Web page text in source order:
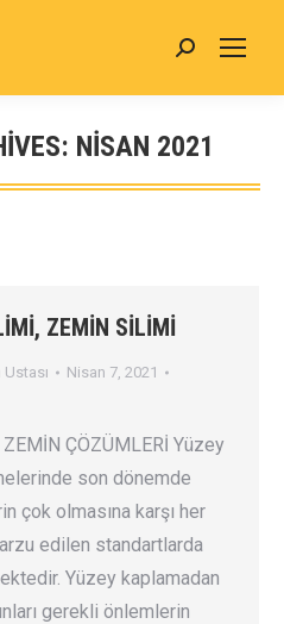
NISAN 2021
You are here:
ZEMİN SİLİMİ
Nisan 7, 2021
ÇÖZÜMLERİ Yüzey
son dönemde
çok olmasına karşı her
edilen standartlarda
Yüzey kaplamadan
gerekli önlemlerin